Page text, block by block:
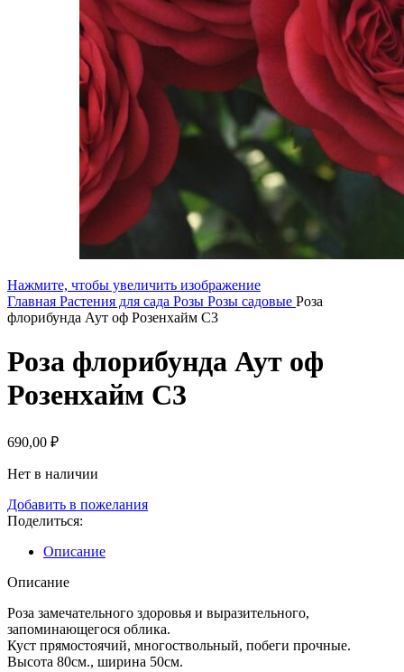
Нажмите, чтобы увеличить изображение
Главная Растения для сада Розы Розы садовые Роза
флорибунда Аут оф Розенхайм С3
Роза флорибунда Аут оф
Розенхайм С3
690,00 ₽
Нет в наличии
Добавить в пожелания
Поделиться:
Описание
Описание
Роза замечательного здоровья и выразительного,
запоминающегося облика.
Куст прямостоячий, многоствольный, побеги прочные.
Высота 80см., ширина 50см.